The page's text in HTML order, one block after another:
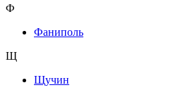
Ф
Фаниполь
Щ
Щучин